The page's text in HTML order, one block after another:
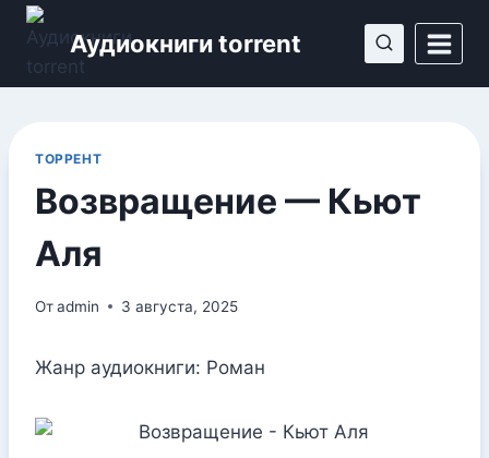
Перейти
содержимому
Аудиокниги torrent
ТОРРЕНТ
Возвращение — Кьют
Аля
Отadmin 3 августа, 2025
Жанр аудиокниги: Роман